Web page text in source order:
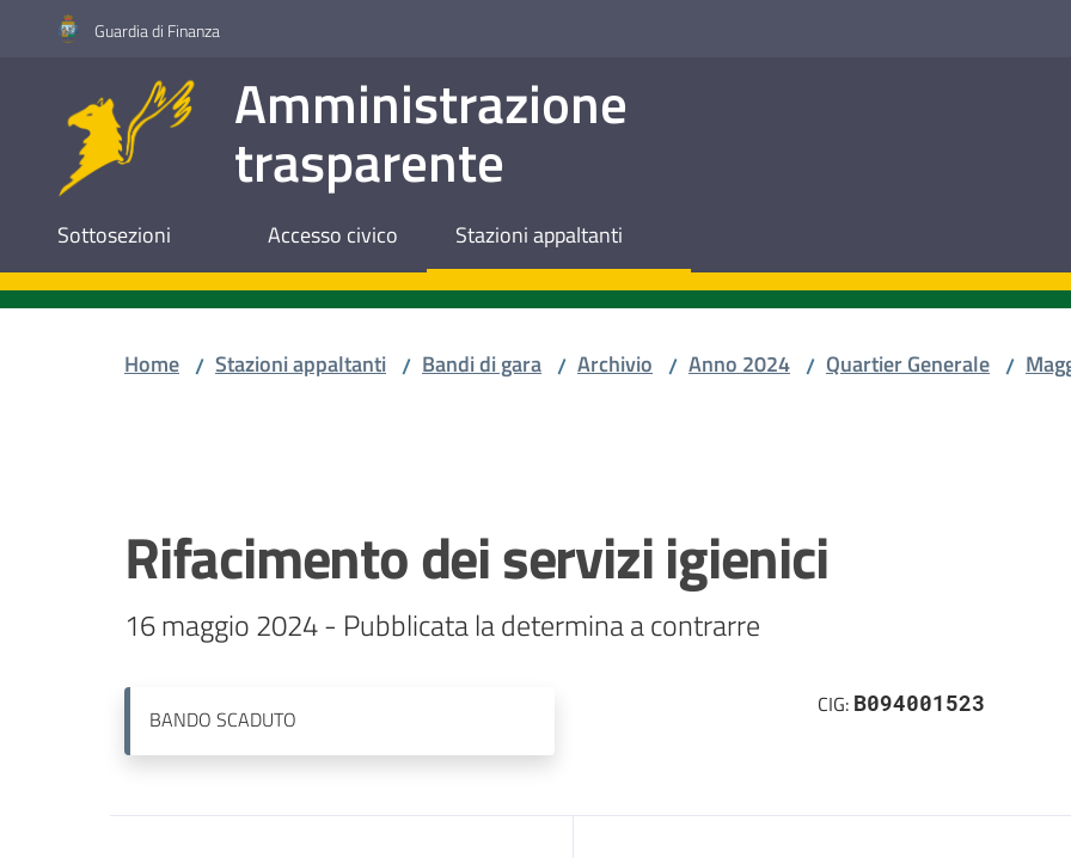
Vai al contenuto
Vai alla navigazione
Vai al footerGuardia di Finanza
Amministrazione
trasparente
Sottosezioni Accesso civico Stazioni appaltanti
Home / Stazioni appaltanti / Bandi di gara / Archivio / Anno 2024 / Quartier Generale /
Rifacimento dei servizi igienici
16 maggio 2024 - Pubblicata la determina a contrarre
BANDO SCADUTO
CIG: B094001523